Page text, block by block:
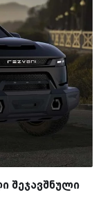
შეჯავშნული